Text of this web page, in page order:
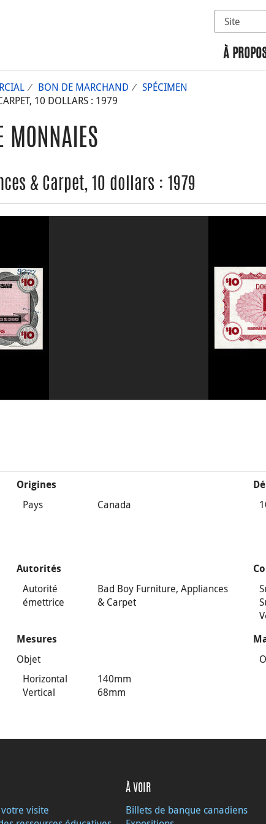
À
BON DE MARCHAND
SPÉCIMEN
10 DOLLARS : 1979
MONNAIES
& Carpet, 10 dollars : 1979
Origines
Pays Canada
Autorités
Autorité
émettrice
Bad Boy Furniture, Appliances
& Carpet
Mesures
Objet
Horizontal
140mm
Vertical
68mm
visite
À VOIR
Billets de banque canadiens